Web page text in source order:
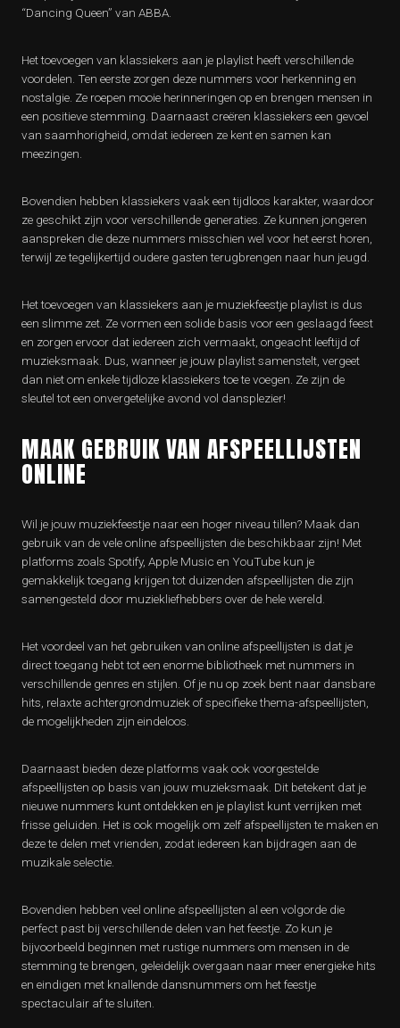
“Dancing Queen” van ABBA.
Het toevoegen van klassiekers aan je playlist heeft verschillende
voordelen. Ten eerste zorgen deze nummers voor herkenning en
nostalgie. Ze roepen mooie herinneringen op en brengen mensen in
een positieve stemming. Daarnaast creëren klassiekers een gevoel
van saamhorigheid, omdat iedereen ze kent en samen kan
meezingen.
Bovendien hebben klassiekers vaak een tijdloos karakter, waardoor
ze geschikt zijn voor verschillende generaties. Ze kunnen jongeren
aanspreken die deze nummers misschien wel voor het eerst horen,
terwijl ze tegelijkertijd oudere gasten terugbrengen naar hun jeugd.
Het toevoegen van klassiekers aan je muziekfeestje playlist is dus
een slimme zet. Ze vormen een solide basis voor een geslaagd feest
en zorgen ervoor dat iedereen zich vermaakt, ongeacht leeftijd of
muzieksmaak. Dus, wanneer je jouw playlist samenstelt, vergeet
dan niet om enkele tijdloze klassiekers toe te voegen. Ze zijn de
sleutel tot een onvergetelijke avond vol dansplezier!
MAAK GEBRUIK VAN AFSPEELLIJSTEN
ONLINE
Wil je jouw muziekfeestje naar een hoger niveau tillen? Maak dan
gebruik van de vele online afspeellijsten die beschikbaar zijn! Met
platforms zoals Spotify, Apple Music en YouTube kun je
gemakkelijk toegang krijgen tot duizenden afspeellijsten die zijn
samengesteld door muziekliefhebbers over de hele wereld.
Het voordeel van het gebruiken van online afspeellijsten is dat je
direct toegang hebt tot een enorme bibliotheek met nummers in
verschillende genres en stijlen. Of je nu op zoek bent naar dansbare
hits, relaxte achtergrondmuziek of specifieke thema-afspeellijsten,
de mogelijkheden zijn eindeloos.
Daarnaast bieden deze platforms vaak ook voorgestelde
afspeellijsten op basis van jouw muzieksmaak. Dit betekent dat je
nieuwe nummers kunt ontdekken en je playlist kunt verrijken met
frisse geluiden. Het is ook mogelijk om zelf afspeellijsten te maken en
deze te delen met vrienden, zodat iedereen kan bijdragen aan de
muzikale selectie.
Bovendien hebben veel online afspeellijsten al een volgorde die
perfect past bij verschillende delen van het feestje. Zo kun je
bijvoorbeeld beginnen met rustige nummers om mensen in de
stemming te brengen, geleidelijk overgaan naar meer energieke hits
en eindigen met knallende dansnummers om het feestje
spectaculair af te sluiten.